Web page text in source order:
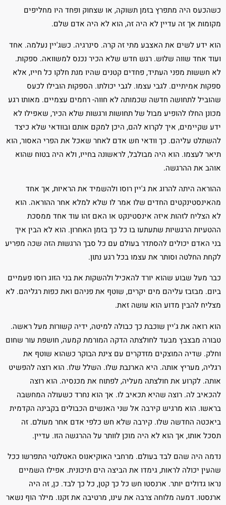
כשהכעס היה מתפרץ בזמן תשוקה, או שצחוק ופחד היו מחליפים
מקומות אך זה עדיין לא היה זה, הוא לא היה אדם שלם.
הוא ידע לשים את האצבע מתי זה קרה. סינרגיה. כשג'יין נעלמה. אחד
ועוד אחד שווה שלוש. רגש חדש שלא הכיר נכנס למשוואה. ספקות.
לא חששות מפני העתיד, פחדים קטנים שהיו מנת חלקו כל חייו, אלא
ספקות אמיתיים. לגבי עצמו. לגבי יכולתו. הספקות הובילו לכעס
שהוביל לתחושה חדשה שכמותה לא חווה- רחמים עצמיים. מאותו רגע
מכונן החלו להופיע מבול של תחושות ורגשות שלא הכיר, שאפילו לא
ידע שקיימים, איך לקרוא להם, היכן למקם אותם ובוודאי שלא כיצד
להשתלט עליהם. כך וודאי חש אדם לאחר שאכל את הפרי האסור, הוא
תיאר לעצמו. הוא היה מבולבל, לראשונה בחייו, ולא היה בטוח שהוא
אוהב את ההרגשה.
ההוראה היתה להרוג את ג'יין רוסו ולהשמיד את הראיות, אך אחד
מהאינסטינקטים החדים שלו אמר לו שלא למלא אחר ההוראה. הוא
לא הצליח לזהות איזה אינסטינקט או האם זהו עוד אחד ממסכת
ההטעיות הרגשיות שתעתעו בו כל כך בזמן האחרון. הוא לא הבין איך
בני האדם יכולים להסתדר בעולם עם כל סבך הרגשות הזה שכה מפריע
לקחת החלטה וסותר את עצמו בכל רגע נתון.
כבר מעל שבוע שהוא יורד להאכיל ולהשקות את בני הזוג רוסו פעמיים
ביום. מבזבז עליהם מים יקרים, שוטף את פניהם ואת כפות רגליהם. לא
מצליח להבין מדוע הוא עושה זאת.
הוא רואה את ג'יין שוכבת כך כבולה למיטה, ידיה קשורות מעל ראשה.
טבורה מבצבץ מבעד לחולצתה הדקה המורמת קמעה, חושפת עור שחום
וחלק. שדיה המוצקים מזדקרים עם צינת הבוקר כשהוא שוטף את
רגליה, מעריץ אותה. היא הארנבת שלו. השלל שלו. הוא רוצה להפשיט
אותה. לקרוע את חולצתה מעליה, לפתוח את מכנסיה. הוא רוצה
להכאיב לה. רוצה שהיא תכאיב לו. אך הוא נחרד כשעולה המחשבה
בראשו. הוא מרגיש קירבה אל שני האנשים הכבולים בקבינה הקדמית
ביאכטה החדשה שלו. קירבה שלא חש כלפי אדם אחר מעולם. זה
תסכל אותו, אך הוא לא היה מוכן לוותר על ההרגשה הזו. עדיין.
נדמה היה שהם לבד בעולם. מרחבי האוקיאנוס האטלנטי התפרשו ככל
שהעין יכולה לראות, גימדו את הביצה הים תיכונית. אפילו השמיים
נראו גדולים יותר. ארנסטו חש כל כך קטן, כל כך לבד. כן, זה היה
ארנסטו. דמעה מלוחה צרבה את עינו, מרטיבה את זקנו. מילר הוף נשאר